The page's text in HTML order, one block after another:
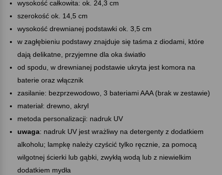
wysokość całkowita: ok. 24,3 cm
szerokość ok. 14,5 cm
wysokość drewnianej podstawki ok. 3,5 cm
w zagłębieniu podstawy znajduje się taśma z diodami, które
dają delikatne, przyjemne dla oka światło
od spodu, w drewnianej podstawie ukryta jest komora na
baterie oraz włącznik
zasilanie: bezprzewodowo, 3 bateriami AAA (brak w zestawie)
materiał: drewno, akryl
metoda personalizacji: nadruk UV
uwaga: nadruk UV jest wrażliwy na detergenty z dodatkiem
alkoholu; lampkę należy czyścić tylko ręcznie, za pomocą
wilgotnej ścierki lub gąbki, zwykłą wodą lub z niewielkim
dodatkiem mydła